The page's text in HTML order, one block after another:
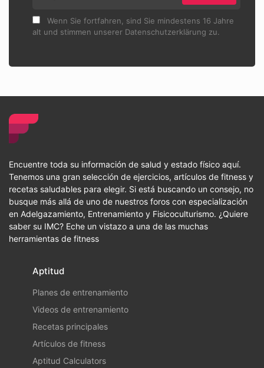
Wenn Sie fortfahren, sind Sie mindestens 16 Jahre
alt und stimmen unserer Datenschutzerklärung zu.
Encuentre toda su información de salud y estado físico aquí.
Tenemos una gran selección de ejercicios, artículos de fitness y
recetas saludables para elegir. Si está buscando un consejo, no
busque más allá de uno de nuestros foros con especialización
en Adelgazamiento, Entrenamiento y Fisicoculturismo. ¿Quiere
saber su IMC? Eche un vistazo a una de las muchas
herramientas de fitness
Aptitud
Planes de entrenamiento
Videos de entrenamiento
Recetas principales
Artículos de fitness
Aptitud Calculators